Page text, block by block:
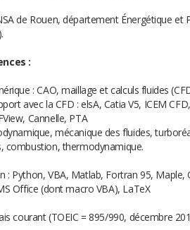
de Rouen, département Énergétique et
:
: CAO, maillage et calculs fluides
avec la CFD : elsA, Catia V5, ICEM
Cannelle, PTA
mécanique des fluides,
combustion, thermodynamique.
: Python, VBA, Matlab, Fortran 95, Maple,
Office (dont macro VBA), LaTeX
courant (TOEIC = 895/990, décembre